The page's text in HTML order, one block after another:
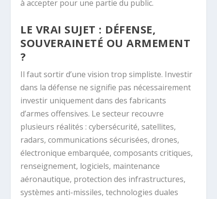
à accepter pour une partie du public.
LE VRAI SUJET : DÉFENSE,
SOUVERAINETÉ OU ARMEMENT
?
Il faut sortir d’une vision trop simpliste. Investir
dans la défense ne signifie pas nécessairement
investir uniquement dans des fabricants
d’armes offensives. Le secteur recouvre
plusieurs réalités : cybersécurité, satellites,
radars, communications sécurisées, drones,
électronique embarquée, composants critiques,
renseignement, logiciels, maintenance
aéronautique, protection des infrastructures,
systèmes anti-missiles, technologies duales